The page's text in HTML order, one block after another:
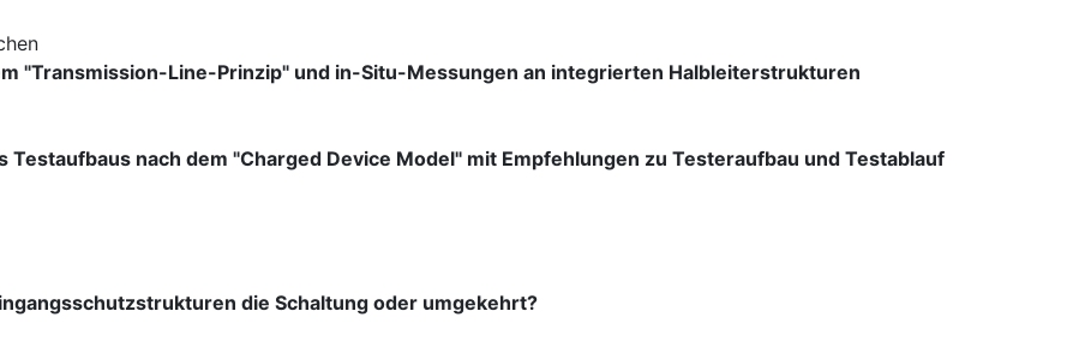
"Transmission-Line-Prinzip" und in-Situ-Messungen an integrierten Halbleiterstrukturen
nach dem "Charged Device Model" mit Empfehlungen zu Testeraufbau und Testablauf
die Schaltung oder umgekehrt?